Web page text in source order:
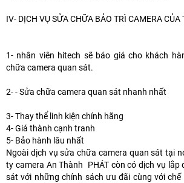
IV- DỊCH VỤ SỬA CHỮA BẢO TRÌ CAMERA CỦA
1- nhân viên hitech sẽ báo giá cho khách
chữa camera quan sát.
2- - Sửa chữa camera quan sát nhanh nhất
3- Thay thể linh kiện chính hãng
4- Giá thành cạnh tranh
5- Bảo hành lâu nhất
Ngoài dịch vụ sửa chữa camera quan sát tại
ty camera An Thành PHÁT còn có dịch vụ lắp
sát với những chính sách ưu đãi cùng với